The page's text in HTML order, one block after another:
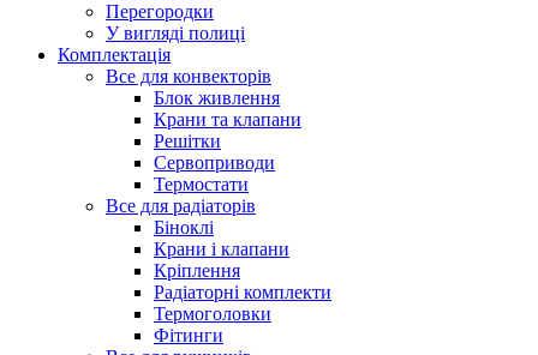
Перегородки
У вигляді полиці
Комплектація
Все для конвекторів
Блок живлення
Крани та клапани
Решітки
Сервоприводи
Термостати
Все для радіаторів
Біноклі
Крани і клапани
Кріплення
Радіаторні комплекти
Термоголовки
Фітинги